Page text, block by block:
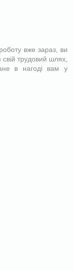
вже зараз, ви
трудовий шлях,
в нагоді вам у